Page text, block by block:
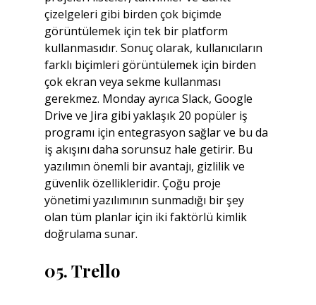
çizelgeleri gibi birden çok biçimde
görüntülemek için tek bir platform
kullanmasıdır. Sonuç olarak, kullanıcıların
farklı biçimleri görüntülemek için birden
çok ekran veya sekme kullanması
gerekmez. Monday ayrıca Slack, Google
Drive ve Jira gibi yaklaşık 20 popüler iş
programı için entegrasyon sağlar ve bu da
iş akışını daha sorunsuz hale getirir. Bu
yazılımın önemli bir avantajı, gizlilik ve
güvenlik özellikleridir. Çoğu proje
yönetimi yazılımının sunmadığı bir şey
olan tüm planlar için iki faktörlü kimlik
doğrulama sunar.
05. Trello